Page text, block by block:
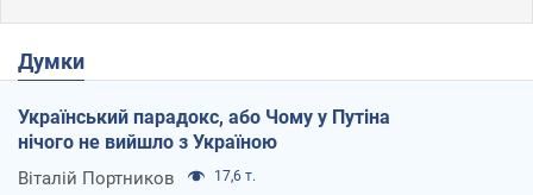
Думки
Український парадокс, або Чому у Путіна
нічого не вийшло з Україною
Віталій Портников 17,6 т.